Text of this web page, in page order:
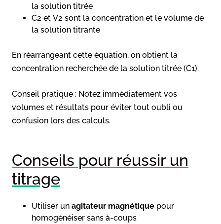
la solution titrée
C2 et V2 sont la concentration et le volume de
la solution titrante
En réarrangeant cette équation, on obtient la
concentration recherchée de la solution titrée (C1).
Conseil pratique : Notez immédiatement vos
volumes et résultats pour éviter tout oubli ou
confusion lors des calculs.
Conseils pour réussir un
titrage
Utiliser un agitateur magnétique pour
homogénéiser sans à-coups